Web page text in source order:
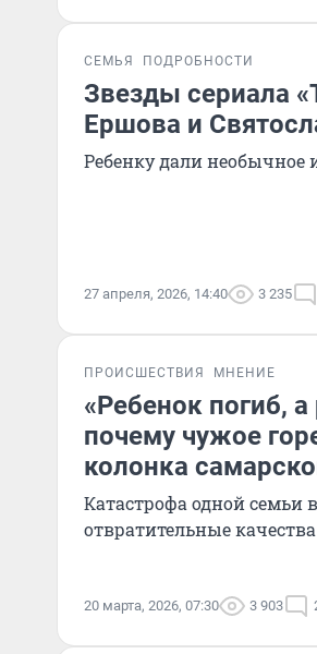
СЕМЬЯ ПОДРОБНОСТИ
Звезды сериала
Ершова и
Ребенку дали необычное
27 апреля, 2026, 14:40 3 235
ПРОИСШЕСТВИЯ МНЕНИЕ
«Ребенок погиб,
почему чужое
колонка
Катастрофа одной семьи
отвратительные качества
20 марта, 2026, 07:30 3 903